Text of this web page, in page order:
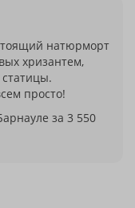
натюрморт
хризантем,
просто!
за 3 550